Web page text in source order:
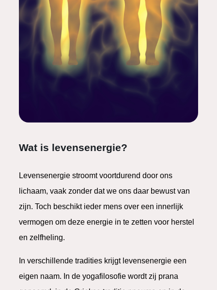
Wat is levensenergie?
Levensenergie stroomt voortdurend door ons
lichaam, vaak zonder dat we ons daar bewust van
zijn. Toch beschikt ieder mens over een innerlijk
vermogen om deze energie in te zetten voor herstel
en zelfheling.
In verschillende tradities krijgt levensenergie een
eigen naam. In de yogafilosofie wordt zij prana